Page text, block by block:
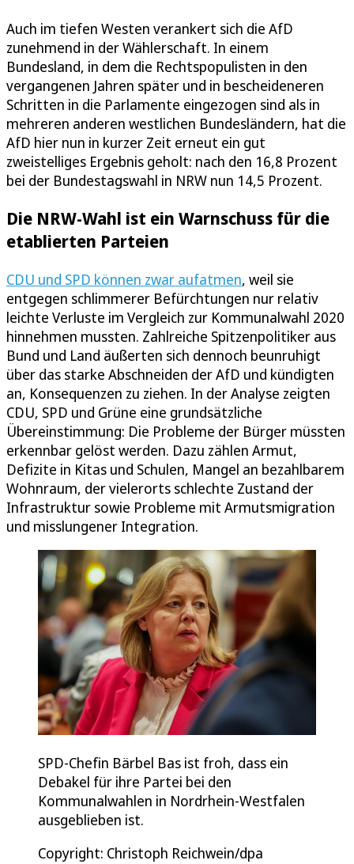
Auch im tiefen Westen verankert sich die AfD
zunehmend in der Wählerschaft. In einem
Bundesland, in dem die Rechtspopulisten in den
vergangenen Jahren später und in bescheideneren
Schritten in die Parlamente eingezogen sind als in
mehreren anderen westlichen Bundesländern, hat die
AfD hier nun in kurzer Zeit erneut ein gut
zweistelliges Ergebnis geholt: nach den 16,8 Prozent
bei der Bundestagswahl in NRW nun 14,5 Prozent.
Die NRW-Wahl ist ein Warnschuss für die
etablierten Parteien
CDU und SPD können zwar aufatmen, weil sie
entgegen schlimmerer Befürchtungen nur relativ
leichte Verluste im Vergleich zur Kommunalwahl 2020
hinnehmen mussten. Zahlreiche Spitzenpolitiker aus
Bund und Land äußerten sich dennoch beunruhigt
über das starke Abschneiden der AfD und kündigten
an, Konsequenzen zu ziehen. In der Analyse zeigten
CDU, SPD und Grüne eine grundsätzliche
Übereinstimmung: Die Probleme der Bürger müssten
erkennbar gelöst werden. Dazu zählen Armut,
Defizite in Kitas und Schulen, Mangel an bezahlbarem
Wohnraum, der vielerorts schlechte Zustand der
Infrastruktur sowie Probleme mit Armutsmigration
und misslungener Integration.
SPD-Chefin Bärbel Bas ist froh, dass ein
Debakel für ihre Partei bei den
Kommunalwahlen in Nordrhein-Westfalen
ausgeblieben ist.
Copyright: Christoph Reichwein/dpa